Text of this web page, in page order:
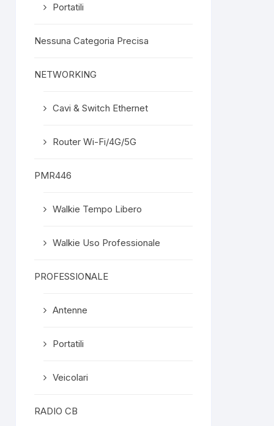
Portatili
Nessuna Categoria Precisa
NETWORKING
Cavi & Switch Ethernet
Router Wi-Fi/4G/5G
PMR446
Walkie Tempo Libero
Walkie Uso Professionale
PROFESSIONALE
Antenne
Portatili
Veicolari
RADIO CB